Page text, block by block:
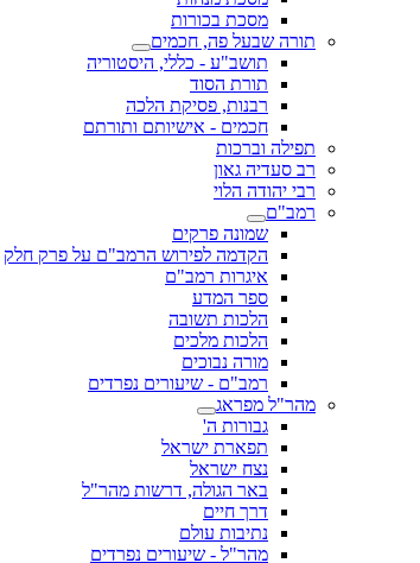
מסכת בכורות
תורה שבעל פה, חכמים
תושב"ע - כללי, היסטוריה
תורת הסוד
רבנות, פסיקת הלכה
חכמים - אישיותם ותורתם
תפילה וברכות
רב סעדיה גאון
רבי יהודה הלוי
רמב"ם
שמונה פרקים
הקדמה לפירוש הרמב"ם על פרק חלק
איגרות רמב"ם
ספר המדע
הלכות תשובה
הלכות מלכים
מורה נבוכים
רמב"ם - שיעורים נפרדים
מהר"ל מפראג
גבורות ה'
תפארת ישראל
נצח ישראל
באר הגולה, דרשות מהר"ל
דרך חיים
נתיבות עולם
מהר"ל - שיעורים נפרדים